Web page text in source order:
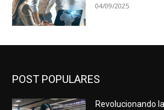
04/09/2025
POST POPULARES
Revolucionando